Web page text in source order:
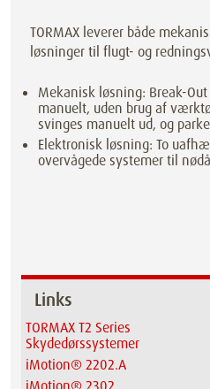
TORMAX leverer både
løsninger til flugt- og
Mekanisk løsning: Break-
manuelt, uden brug af
svinges manuelt ud, og
Elektronisk løsning: To
overvågede systemer til
Links
TORMAX T2 Series
Skydedørssystemer
iMotion® 2202.A